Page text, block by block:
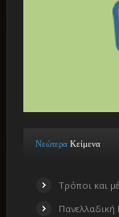
Νεώτερα Κείμενα
Τρόποι και